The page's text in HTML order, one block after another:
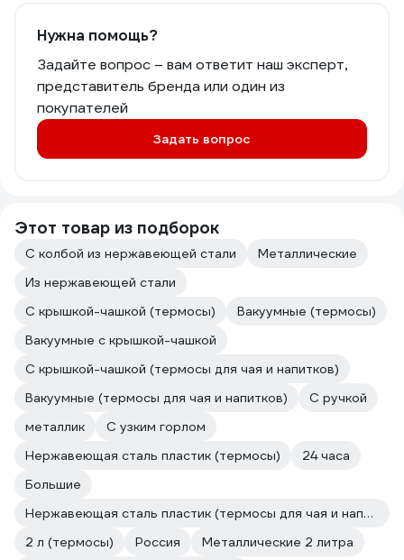
Нужна помощь?
Задайте вопрос – вам ответит наш эксперт,
представитель бренда или один из
покупателей
Задать вопрос
Этот товар из подборок
С колбой из нержавеющей стали
Металлические
Из нержавеющей стали
С крышкой-чашкой (термосы)
Вакуумные (термосы)
Вакуумные с крышкой-чашкой
С крышкой-чашкой (термосы для чая и напитков)
Вакуумные (термосы для чая и напитков)
С ручкой
металлик
С узким горлом
Нержавеющая сталь пластик (термосы)
24 часа
Большие
Нержавеющая сталь пластик (термосы для чая и напитков)
2 л (термосы)
Россия Металлические 2 литра